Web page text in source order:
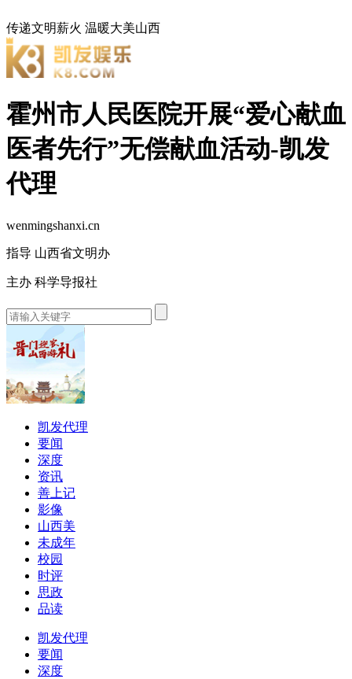
传递文明薪火 温暖大美山西
霍州市人民医院开展“爱心献血
医者先行”无偿献血活动-凯发
代理
wenmingshanxi.cn
指导 山西省文明办
主办 科学导报社
凯发代理
要闻
深度
资讯
善上记
影像
山西美
未成年
校园
时评
思政
品读
凯发代理
要闻
深度